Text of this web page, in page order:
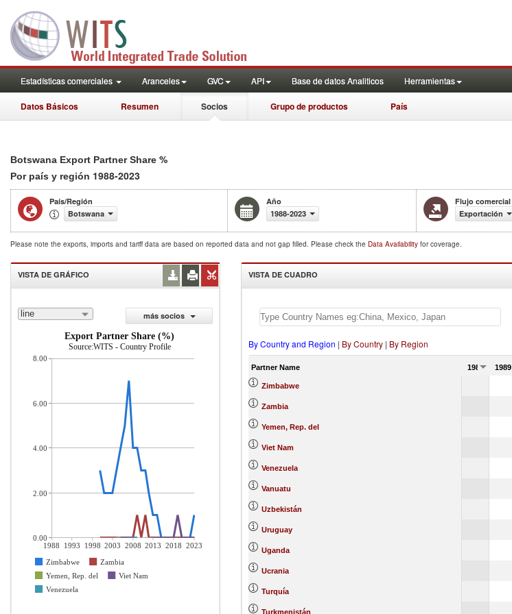
Estadísticas comerciales Aranceles GVC API Base de datos Analiticos Herramientas
Datos Básicos Resumen Socios Grupo de productos País
Botswana Export Partner Share %
Por país y región 1988-2023
País/Región
Botswana
Año
1988-2023
Flujo comercial
Exportación
Please note the exports, imports and tariff data are based on reported data and not gap filled. Please check the Data Availability for coverage.
VISTA DE GRÁFICO
line
más socios
Export Partner Share (%)
Source:WITS - Country Profile
1988 1993 1998 2003 2008 2013 2018 2023
Zimbabwe
Zambia
Yemen, Rep. del
Viet Nam
Venezuela
8.00
6.00
4.00
2.00
0.00
VISTA DE CUADRO
By Country and Region | By Country | By Region
Partner Name 1988 1989
Zimbabwe
Zambia
Yemen, Rep. del
Viet Nam
Venezuela
Vanuatu
Uzbekistán
Uruguay
Uganda
Ucrania
Turquía
Turkmenistán